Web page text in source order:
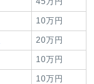
10万円
20万円
10万円
10万円